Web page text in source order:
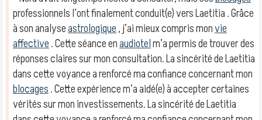
professionnels l’ont finalement conduit(e) vers Laetitia . Grâce
à son analyseastrologique, j’ai mieux compris monvie
affective. Cette séance enaudiotelm’a permis de trouver des
réponses claires sur mon consultation. La sincérité de Laetitia
dans cette voyance a renforcé ma confiance concernant mon
blocages. Cette expérience m’a aidé(e) à accepter certaines
vérités sur mon investissements. La sincérité de Laetitia